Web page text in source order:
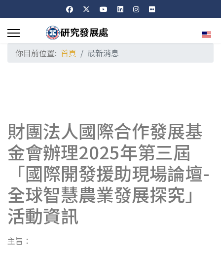
選擇
你目前位置: 首頁 最新消息
財團法人國際合作發展基
金會辦理2025年第三屆
「國際開發援助現場論壇-
全球智慧農業發展探究」
活動資訊
主旨：